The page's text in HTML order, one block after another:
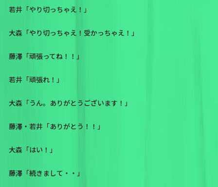
若井「やり切っちゃえ！」
大森「やり切っちゃえ！受かっちゃえ！」
藤澤「頑張ってね！！」
若井「頑張れ！」
大森「うん。ありがとうございます！」
藤澤・若井「ありがとう！！」
大森「はい！」
藤澤「続きまして・・」